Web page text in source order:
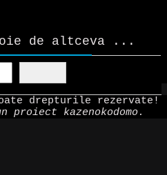
de altceva ...
drepturile rezervate!
proiect kazenokodomo.